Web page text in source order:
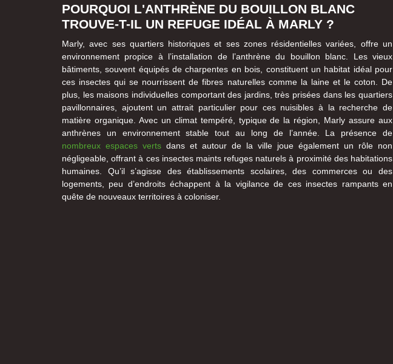
POURQUOI L'ANTHRÈNE DU BOUILLON BLANC
TROUVE-T-IL UN REFUGE IDÉAL À MARLY ?
Marly, avec ses quartiers historiques et ses zones résidentielles variées, offre un
environnement propice à l’installation de l’anthrène du bouillon blanc. Les vieux
bâtiments, souvent équipés de charpentes en bois, constituent un habitat idéal pour
ces insectes qui se nourrissent de fibres naturelles comme la laine et le coton. De
plus, les maisons individuelles comportant des jardins, très prisées dans les quartiers
pavillonnaires, ajoutent un attrait particulier pour ces nuisibles à la recherche de
matière organique. Avec un climat tempéré, typique de la région, Marly assure aux
anthrènes un environnement stable tout au long de l’année. La présence de
nombreux espaces verts dans et autour de la ville joue également un rôle non
négligeable, offrant à ces insectes maints refuges naturels à proximité des habitations
humaines. Qu’il s’agisse des établissements scolaires, des commerces ou des
logements, peu d’endroits échappent à la vigilance de ces insectes rampants en
quête de nouveaux territoires à coloniser.